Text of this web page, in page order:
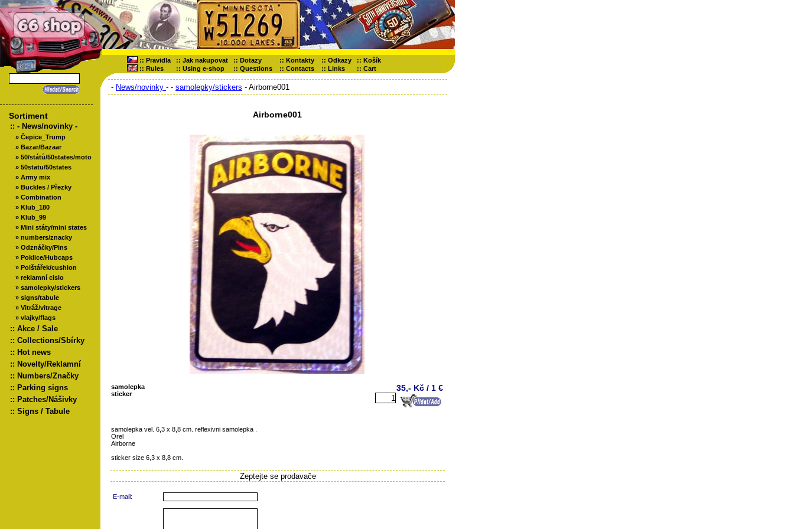
:: Pravidla :: Jak nakupovat :: Dotazy :: Kontakty :: Odkazy :: Košík
:: Rules :: Using e-shop :: Questions :: Contacts :: Links :: Cart
Sortiment
:: - News/novinky -
» Čepice_Trump
» Bazar/Bazaar
» 50/států/50states/moto
» 50statu/50states
» Army mix
» Buckles / Přezky
» Combination
» Klub_180
» Klub_99
» Mini státy/mini states
» numbers/znacky
» Odznáčky/Pins
» Poklice/Hubcaps
» Polštářek/cushion
» reklamní cislo
» samolepky/stickers
» signs/tabule
» Vitráž/vitrage
» vlajky/flags
:: Akce / Sale
:: Collections/Sbírky
:: Hot news
:: Novelty/Reklamní
:: Numbers/Značky
:: Parking signs
:: Patches/Nášivky
:: Signs / Tabule
- News/novinky - - samolepky/stickers - Airborne001
Airborne001
samolepka
sticker
35,- Kč / 1 €
samolepka vel. 6,3 x 8,8 cm. reflexivni samolepka .
Orel
Airborne
sticker size 6,3 x 8,8 cm.
Zeptejte se prodavače
E-mail: